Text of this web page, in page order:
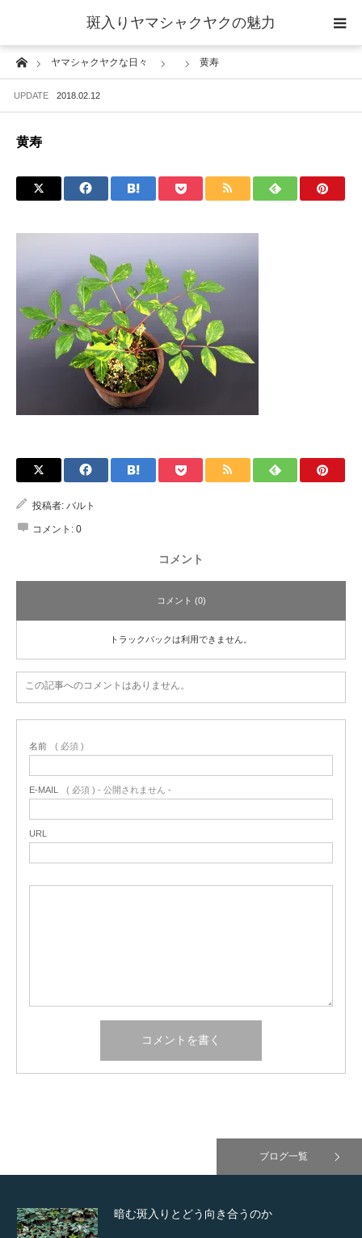
斑入りヤマシャクヤクの魅力
Homeヤマシャクヤクな日々 黄寿
UPDATE 2018.02.12
黄寿
投稿者: バルト
コメント: 0
コメント
コメント (0)
トラックバックは利用できません。
この記事へのコメントはありません。
名前 ( 必須 )
E-MAIL ( 必須 ) - 公開されません -
URL
ブログ一覧
暗む斑入りとどう向き合うのか
当サイトについて
斑入りヤマシャクヤクの魅力 ギャラリー